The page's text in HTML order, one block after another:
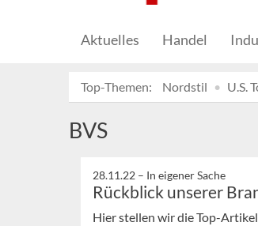
Aktuelles Handel
Top-Themen: Nordstil U.S.
BVS
28.11.22 – In eigener Sache
Rückblick unserer
Hier stellen wir die Top-